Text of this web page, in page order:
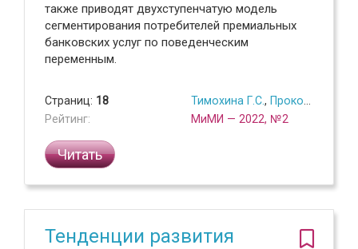
также приводят двухступенчатую модель
сегментирования потребителей премиальных
банковских услуг по поведенческим
переменным.
Страниц: 18
Рейтинг:
Тимохина Г.С., Прокопова Л.Г.
МиМИ — 2022, №2
Читать
Тенденции развития